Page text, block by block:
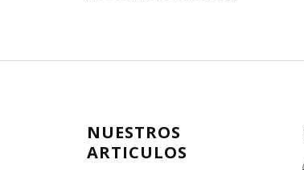
NUESTROS
ARTICULOS